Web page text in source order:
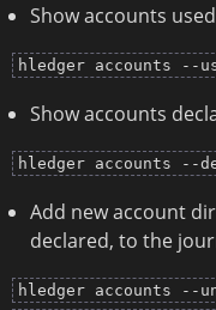
Show accounts
hledger accounts --
Show accounts
hledger accounts --
Add new account
declared, to the
hledger accounts --